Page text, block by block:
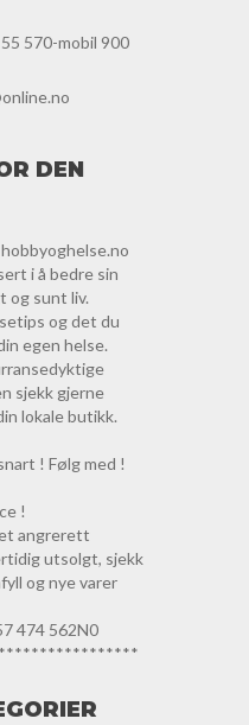
570-mobil 900
DEN
i å bedre sin
og sunt liv.
og det du
egen helse.
sjekk gjerne
lokale butikk.
! Følg med !
!
angrerett
utsolgt, sjekk
og nye varer
474 562N0